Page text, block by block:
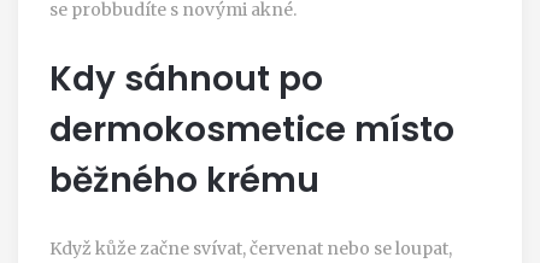
se probbudíte s novými akné.
Kdy sáhnout po
dermokosmetice místo
běžného krému
Když kůže začne svívat, červenat nebo se loupat,